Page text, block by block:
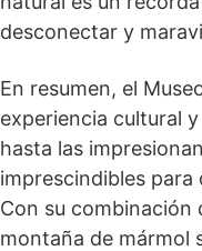
desconectar y
En resumen, el
experiencia cultural
hasta las
imprescindibles para
Con su combinación
montaña de mármol